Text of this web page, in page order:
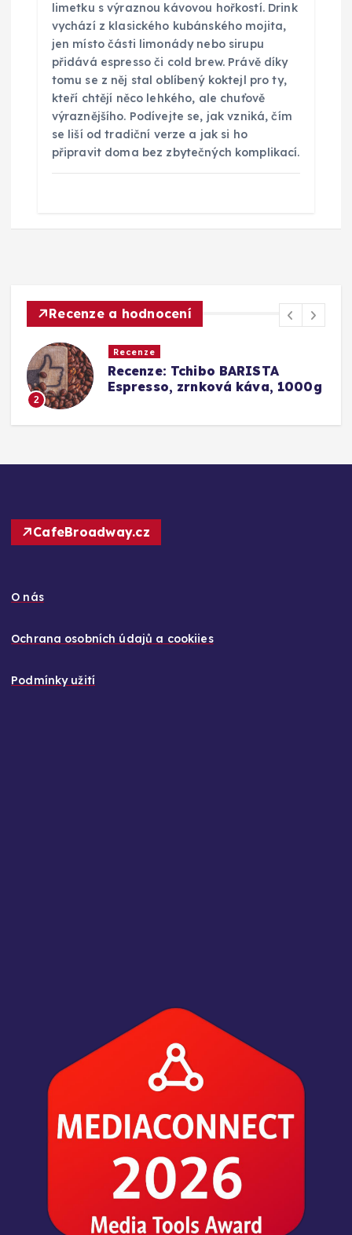
limetku s výraznou kávovou hořkostí. Drink
vychází z klasického kubánského mojita,
jen místo části limonády nebo sirupu
přidává espresso či cold brew. Právě díky
tomu se z něj stal oblíbený koktejl pro ty,
kteří chtějí něco lehkého, ale chuťově
výraznějšího. Podívejte se, jak vzniká, čím
se liší od tradiční verze a jak si ho
připravit doma bez zbytečných komplikací.
Recenze a hodnocení
1000g
Srovnání a recenze:
Barista Caffè Crema vs.
CafeBroadway.cz
O nás
Ochrana osobních údajů a cookiies
Podmínky užití